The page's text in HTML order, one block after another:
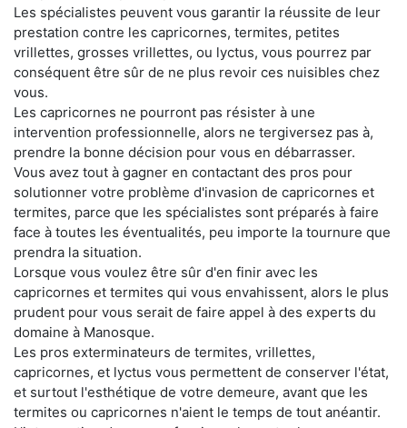
Les spécialistes peuvent vous garantir la réussite de leur
prestation contre les capricornes, termites, petites
vrillettes, grosses vrillettes, ou lyctus, vous pourrez par
conséquent être sûr de ne plus revoir ces nuisibles chez
vous.
Les capricornes ne pourront pas résister à une
intervention professionnelle, alors ne tergiversez pas à,
prendre la bonne décision pour vous en débarrasser.
Vous avez tout à gagner en contactant des pros pour
solutionner votre problème d'invasion de capricornes et
termites, parce que les spécialistes sont préparés à faire
face à toutes les éventualités, peu importe la tournure que
prendra la situation.
Lorsque vous voulez être sûr d'en finir avec les
capricornes et termites qui vous envahissent, alors le plus
prudent pour vous serait de faire appel à des experts du
domaine à Manosque.
Les pros exterminateurs de termites, vrillettes,
capricornes, et lyctus vous permettent de conserver l'état,
et surtout l'esthétique de votre demeure, avant que les
termites ou capricornes n'aient le temps de tout anéantir.